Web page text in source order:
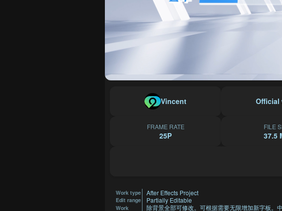
Vincent Official
FRAME RATE
25P
FILE
37.5
Work type After Effects Project
Edit range Partially Editable
Work
除背景全部可修改。可根据需要无限增加新字板。